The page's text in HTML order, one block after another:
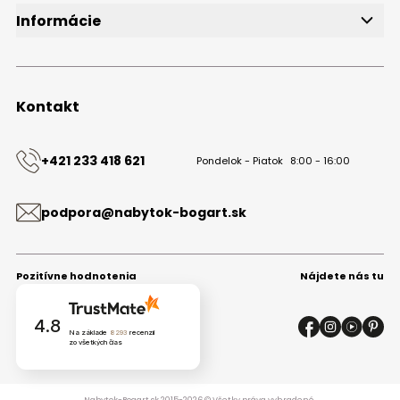
Informácie
Obchodné podmienky
Kontakt
Kontakt
+421 233 418 621 Pondelok - Piatok 8:00 - 16:00
podpora@nabytok-bogart.sk
Pozitívne hodnotenia
4.8 Na základe 8293 recenzií
zo všetkých čias
Nájdete nás tu